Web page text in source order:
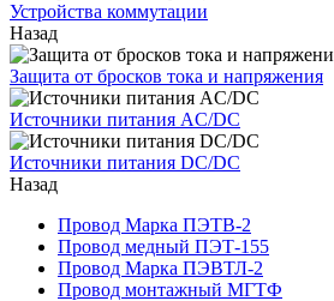
Устройства коммутации
Назад
Защита от бросков тока и напряжения
Источники питания AC/DC
Источники питания DC/DC
Назад
Провод Марка ПЭТВ-2
Провод медный ПЭТ-155
Провод Марка ПЭВТЛ-2
Провод монтажный МГТФ